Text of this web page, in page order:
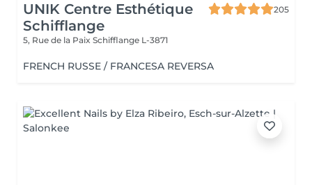
UNIK Centre Esthétique
Schifflange
205
5, Rue de la Paix Schifflange L-3871
FRENCH RUSSE / FRANCESA REVERSA